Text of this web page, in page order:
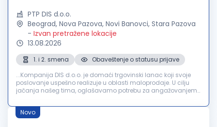
PTP DIS d.o.o.
Beograd, Nova Pazova, Novi Banovci, Stara Pazova
- Izvan pretražene lokacije
13.08.2026
1. i 2. smena
Obaveštenje o statusu prijave
...Kompanija DIS d.o.o. je domaći trgovinski lanac koji svoje
poslovanje uspešno realizuje u oblasti maloprodaje. U cilju
jačanja našeg tima, oglašavamo potrebu za angažovanjem
Organizacija...
Novo